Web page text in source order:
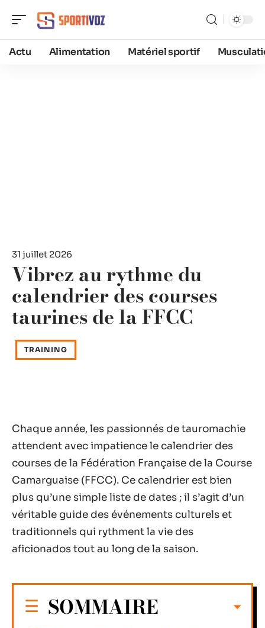
Actu Alimentation Matériel sportif
31 juillet 2026
Vibrez au rythme du
calendrier des courses
taurines de la FFCC
TRAINING
Chaque année, les passionnés de tauromachie
attendent avec impatience le calendrier des
courses de la Fédération Française de la Course
Camarguaise (FFCC). Ce calendrier est bien
plus qu’une simple liste de dates ; il s’agit d’un
véritable guide des événements culturels et
traditionnels qui rythment la vie des
aficionados tout au long de la saison.
SOMMAIRE